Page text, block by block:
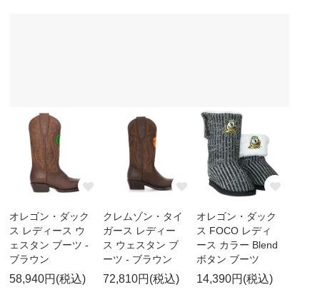
オレゴン・ダック
ス レディース ウ
ェスタン ブーツ -
ブラウン
58,940円(税込)
クレムゾン・タイ
ガース レディー
ス ウェスタン ブ
ーツ - ブラウン
72,810円(税込)
オレゴン・ダック
ス FOCO レディ
ース カラー Blend
ボタン ブーツ
14,390円(税込)